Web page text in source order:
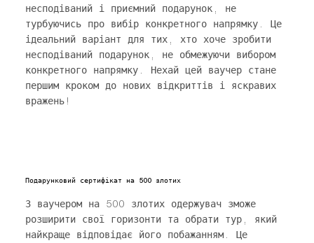
несподіваний і приємний подарунок, не
турбуючись про вибір конкретного напрямку. Це
ідеальний варіант для тих, хто хоче зробити
несподіваний подарунок, не обмежуючи вибором
конкретного напрямку. Нехай цей ваучер стане
першим кроком до нових відкриттів і яскравих
вражень!
З ваучером на 500 злотих одержувач зможе
розширити свої горизонти та обрати тур, який
найкраще відповідає його побажанням. Це
Подарунковий сертифікат на 500 злотих